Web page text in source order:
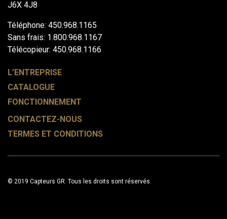
J6X 4J8
Téléphone: 450.968.1165
Sans frais: 1.800.968.1167
Télécopieur: 450.968.1166
L’ENTREPRISE
CATALOGUE
FONCTIONNEMENT
CONTACTEZ-NOUS
TERMES ET CONDITIONS
© 2019 Capteurs GR. Tous les droits sont réservés.